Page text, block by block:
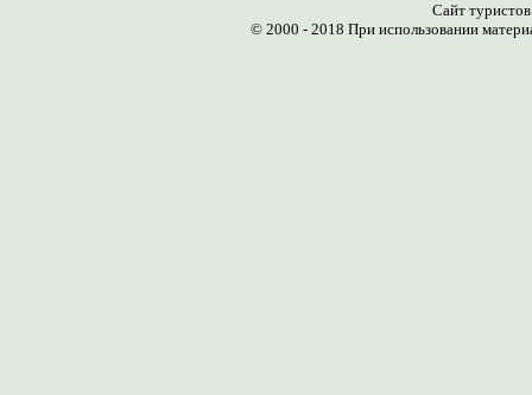
Сайт
© 2000 - 2018 При использовании